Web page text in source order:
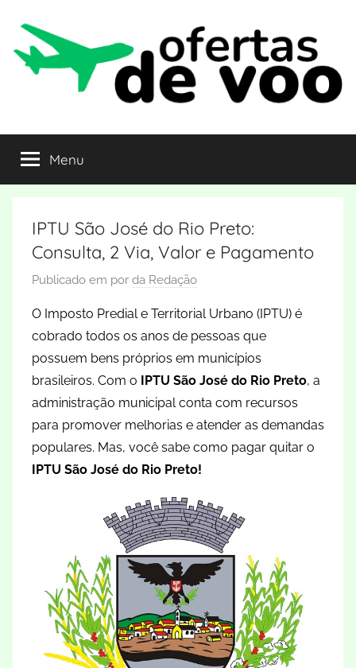
para
conteúdo
Ofertas
de
Voo
destino
pagando
Menu
IPTU São José do Rio Preto:
Consulta, 2 Via, Valor e Pagamento
Publicado em por da Redação
O Imposto Predial e Territorial Urbano (IPTU) é
cobrado todos os anos de pessoas que
possuem bens próprios em municípios
brasileiros. Com o IPTU São José do Rio Preto, a
administração municipal conta com recursos
para promover melhorias e atender as demandas
populares. Mas, você sabe como pagar quitar o
IPTU São José do Rio Preto!